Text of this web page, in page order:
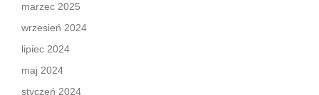
marzec 2025
wrzesień 2024
lipiec 2024
maj 2024
styczeń 2024